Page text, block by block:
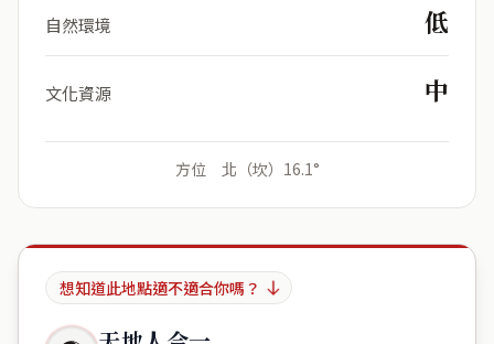
自然環境 低
文化資源 中
方位 北（坎）16.1°
想知道此地點適不適合你嗎？